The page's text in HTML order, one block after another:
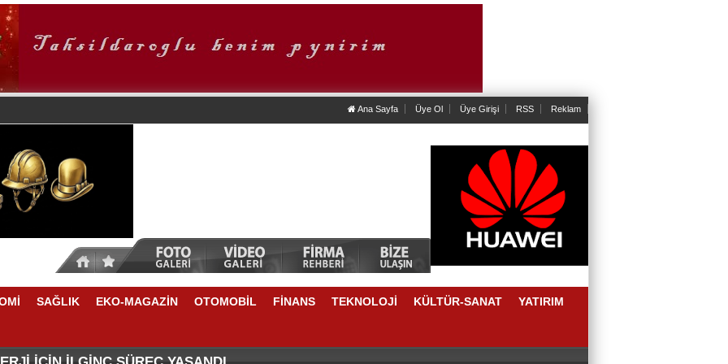
Ana Sayfa Üye Ol Üye Girişi RSS Reklam
SAĞLIK EKO-MAGAZİN OTOMOBİL FİNANS TEKNOLOJİ KÜLTÜR-SANAT YATIRIM
NELER VAR
YÜKSELME VAR